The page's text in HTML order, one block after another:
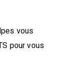
vous
pour vous